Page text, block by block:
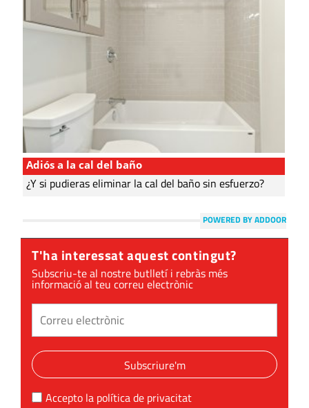
Adiós a la cal del baño
¿Y si pudieras eliminar la cal del baño sin esfuerzo?
POWERED BY ADDOOR
T'ha interessat aquest contingut?
Subscriu-te al nostre butlletí i rebràs més
informació al teu correu electrònic
Subscriure'm
Accepto la política de privacitat